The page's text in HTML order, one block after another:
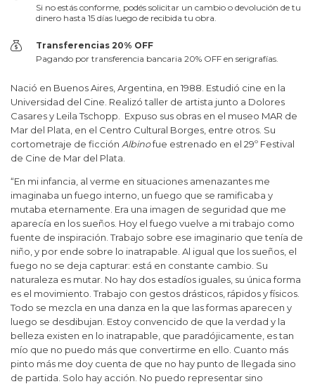
Si no estás conforme, podés solicitar un cambio o devolución de tu
dinero hasta 15 días luego de recibida tu obra.
Transferencias 20% OFF
Pagando por transferencia bancaria 20% OFF en serigrafías.
Nació en Buenos Aires, Argentina, en 1988. Estudió cine en la
Universidad del Cine. Realizó taller de artista junto a Dolores
Casares y Leila Tschopp. Expuso sus obras en el museo MAR de
Mar del Plata, en el Centro Cultural Borges, entre otros. Su
cortometraje de ficción Albinofue estrenado en el 29º Festival
de Cine de Mar del Plata.
“En mi infancia, al verme en situaciones amenazantes me
imaginaba un fuego interno, un fuego que se ramificaba y
mutaba eternamente. Era una imagen de seguridad que me
aparecía en los sueños. Hoy el fuego vuelve a mi trabajo como
fuente de inspiración. Trabajo sobre ese imaginario que tenía de
niño, y por ende sobre lo inatrapable. Al igual que los sueños, el
fuego no se deja capturar: está en constante cambio. Su
naturaleza es mutar. No hay dos estadíos iguales, su única forma
es el movimiento. Trabajo con gestos drásticos, rápidos y físicos.
Todo se mezcla en una danza en la que las formas aparecen y
luego se desdibujan. Estoy convencido de que la verdad y la
belleza existen en lo inatrapable, que paradójicamente, es tan
mío que no puedo más que convertirme en ello. Cuanto más
pinto más me doy cuenta de que no hay punto de llegada sino
de partida. Solo hay acción. No puedo representar sino